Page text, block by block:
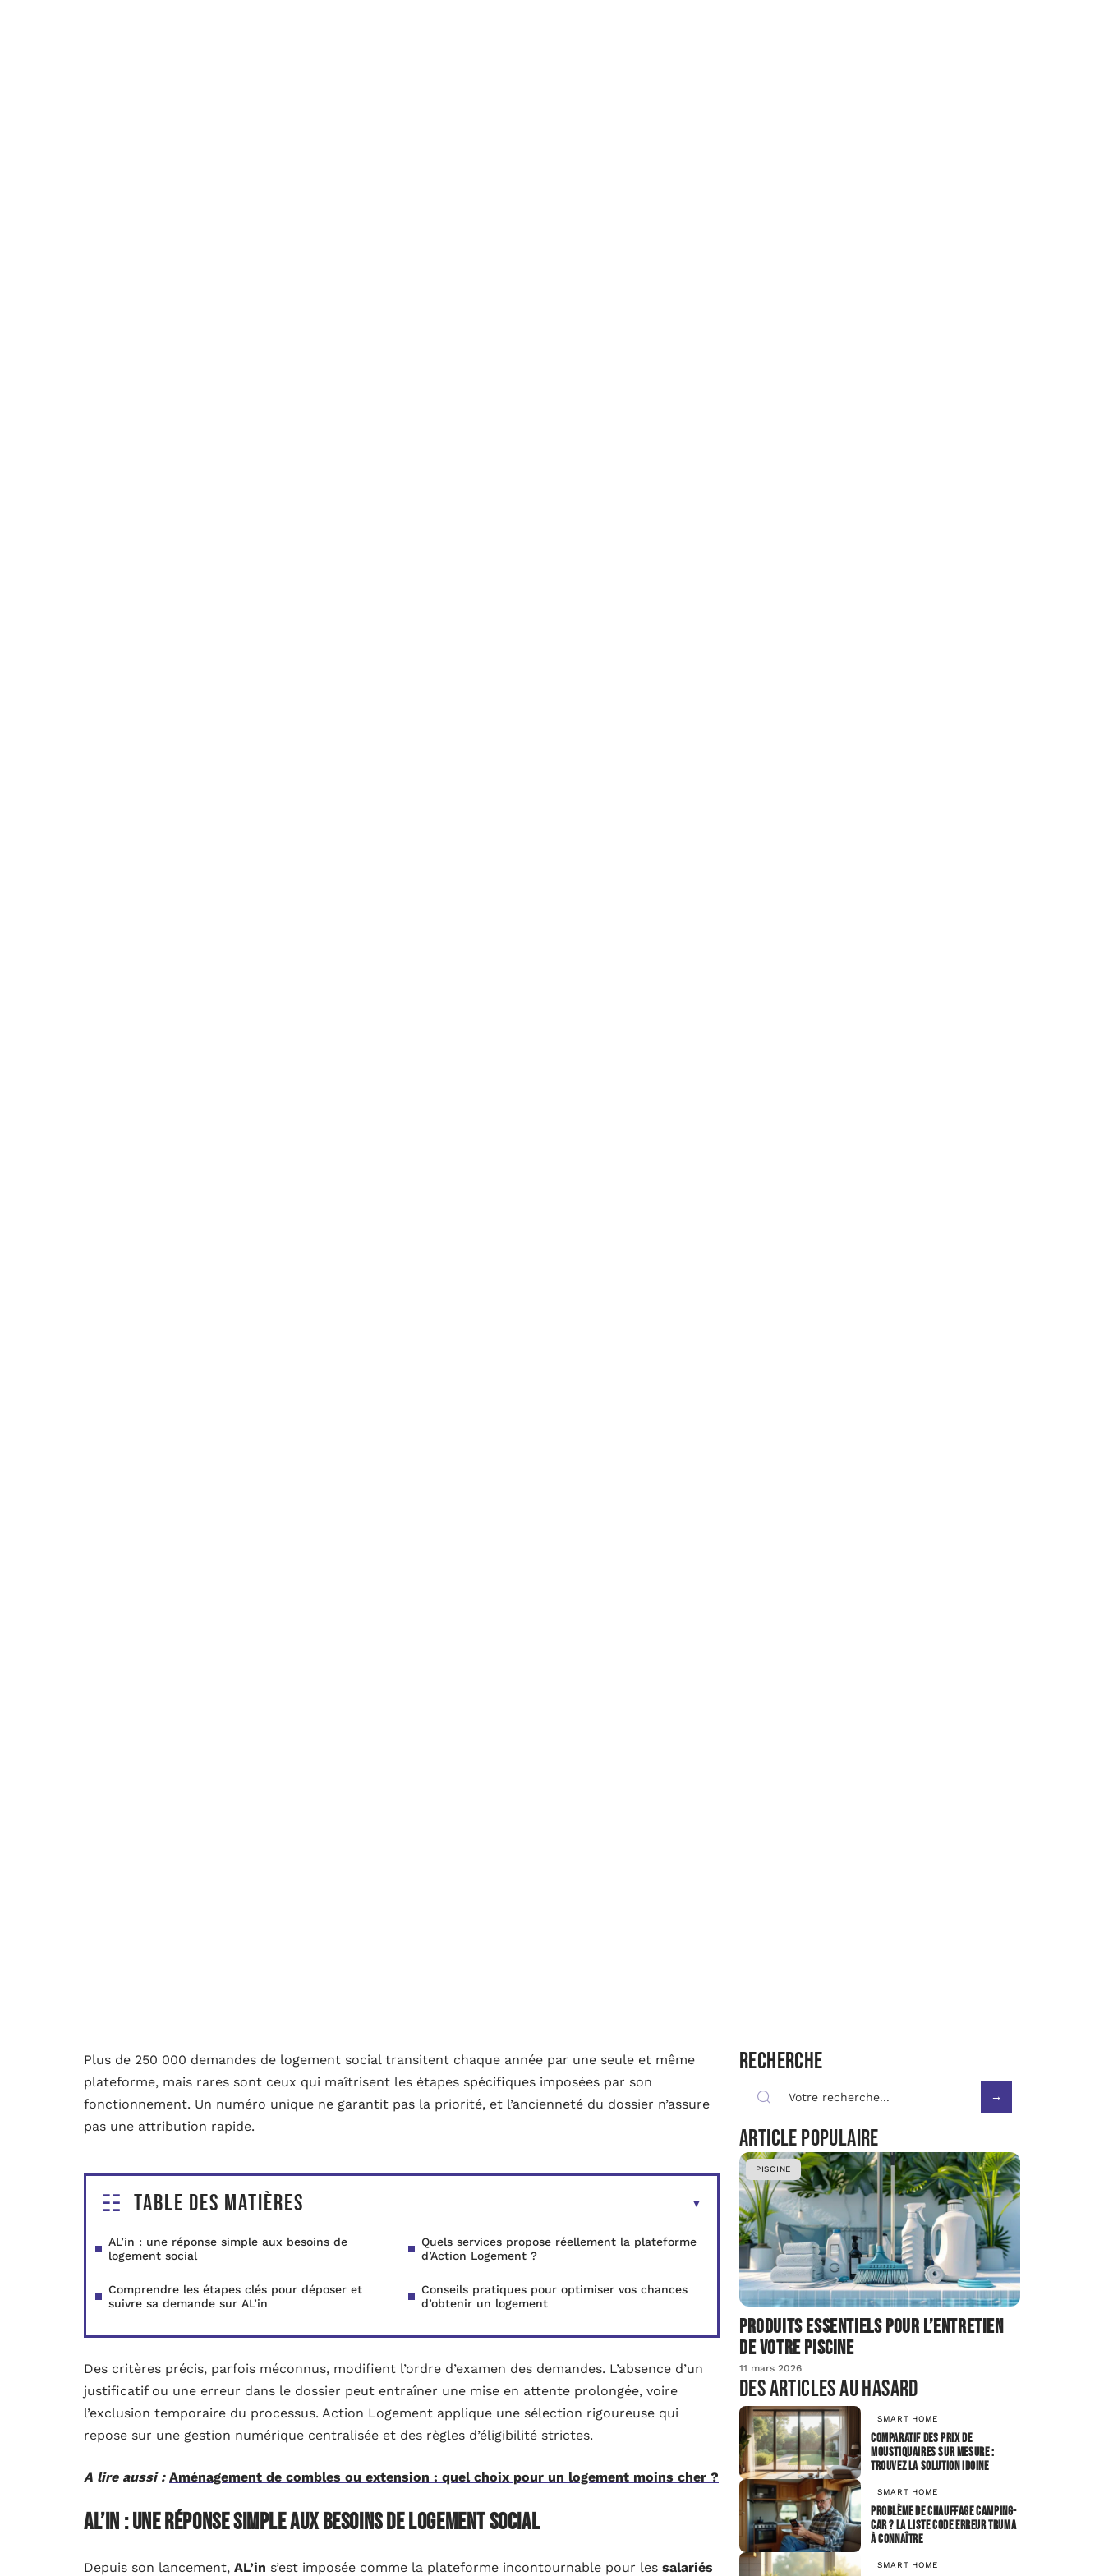
Plus de 250 000 demandes de logement social transitent chaque année par une seule et même
plateforme, mais rares sont ceux qui maîtrisent les étapes spécifiques imposées par son
fonctionnement. Un numéro unique ne garantit pas la priorité, et l’ancienneté du dossier n’assure
pas une attribution rapide.
Table des matières
AL’in : une réponse simple aux besoins de
logement social
Quels services propose réellement la plateforme
d’Action Logement ?
Comprendre les étapes clés pour déposer et
suivre sa demande sur AL’in
Conseils pratiques pour optimiser vos chances
d’obtenir un logement
Des critères précis, parfois méconnus, modifient l’ordre d’examen des demandes. L’absence d’un
justificatif ou une erreur dans le dossier peut entraîner une mise en attente prolongée, voire
l’exclusion temporaire du processus. Action Logement applique une sélection rigoureuse qui
repose sur une gestion numérique centralisée et des règles d’éligibilité strictes.
A lire aussi : Aménagement de combles ou extension : quel choix pour un logement moins cher ?
AL’in : une réponse simple aux besoins de logement social
Depuis son lancement, AL’in s’est imposée comme la plateforme incontournable pour les salariés
Recherche
Article populaire
PISCINE
Produits essentiels pour l’entretien
de votre piscine
11 mars 2026
Des articles au hasard
SMART HOME
Comparatif des prix de
moustiquaires sur mesure :
trouvez la solution idoine
SMART HOME
Problème de chauffage camping-
car ? La Liste code erreur Truma
à connaître
SMART HOME